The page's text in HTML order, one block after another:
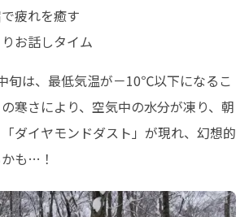
疲れを癒す
お話しタイム
旬は、最低気温が－10℃以下になるこ
寒さにより、空気中の水分が凍り、朝
ダイヤモンドダスト」が現れ、幻想的
も…！